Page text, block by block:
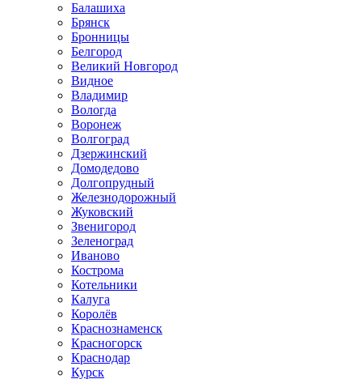
Балашиха
Брянск
Бронницы
Белгород
Великий Новгород
Видное
Владимир
Вологда
Воронеж
Волгоград
Дзержинский
Домодедово
Долгопрудный
Железнодорожный
Жуковский
Звенигород
Зеленоград
Иваново
Кострома
Котельники
Калуга
Королёв
Краснознаменск
Красногорск
Краснодар
Курск